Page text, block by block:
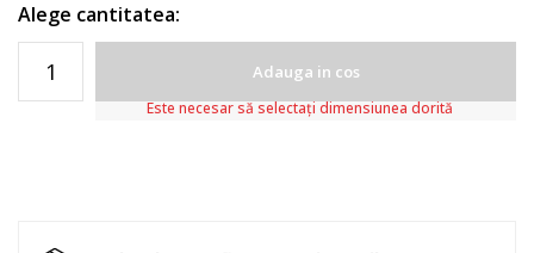
Alege cantitatea:
Adauga in cos
Este necesar să selectați dimensiunea dorită